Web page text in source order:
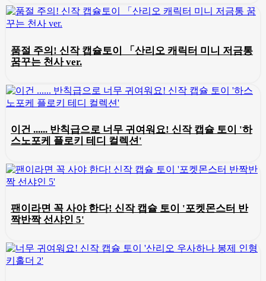
품절 주의! 신작 캡슐토이 「산리오 캐릭터 미니 저금통
꿈꾸는 천사 ver.
이건 ...... 반칙급으로 너무 귀여워요! 신작 캡슐 토이 '하
스노포케 플로키 테디 컬렉션'
팬이라면 꼭 사야 한다! 신작 캡슐 토이 '포켓몬스터 반
짝반짝 선샤인 5'